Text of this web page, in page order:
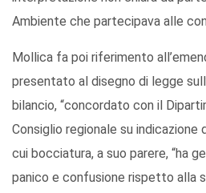
Ambiente che partecipava alle
Mollica fa poi riferimento
presentato al disegno di legge
bilancio, “concordato con il
Consiglio regionale su indicazione
cui bocciatura, a suo parere, “ha
panico e confusione rispetto alla